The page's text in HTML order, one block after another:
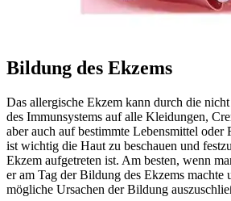
Bildung des Ekzems
Das allergische Ekzem kann durch die nicht
des Immunsystems auf alle Kleidungen,
aber auch auf bestimmte Lebensmittel oder
ist wichtig die Haut zu beschauen und
Ekzem aufgetreten ist. Am besten, wenn
er am Tag der Bildung des Ekzems machte
mögliche Ursachen der Bildung